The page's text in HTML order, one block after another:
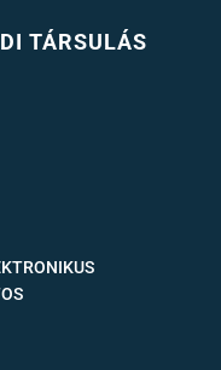
TÁRSULÁS